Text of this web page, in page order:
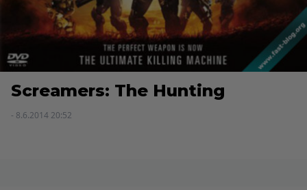
Screamers: The Hunting
- 8.6.2014 20:52